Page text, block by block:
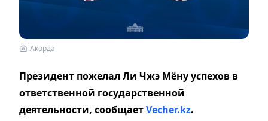
Акорда
Президент пожелал Ли Чжэ Мёну успехов в
ответственной государственной
деятельности, сообщаетVecher.kz.